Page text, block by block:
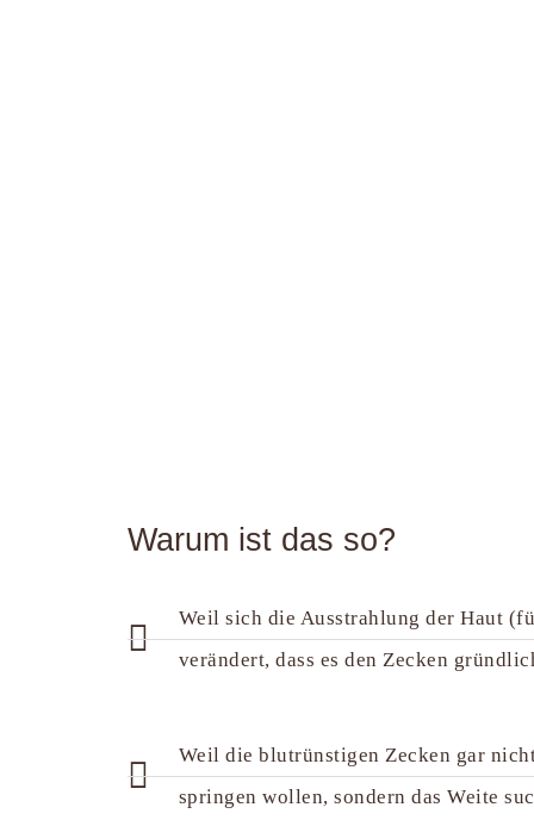
Warum ist das so?
Weil sich die Ausstrahlung der Haut
verändert, dass es den Zecken
Weil die blutrünstigen Zecken gar
springen wollen, sondern das Weite